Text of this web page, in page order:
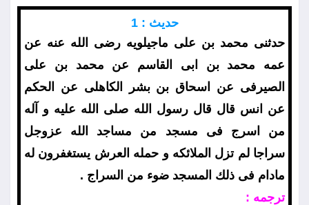
حديث : 1
حدثنى محمد بن على ماجيلويه رضى الله عنه عن
عمه محمد بن ابى القاسم عن محمد بن على
الصيرفى عن اسحاق بن بشر الكاهلى عن الحكم
عن انس قال قال رسول الله صلى الله عليه و آله
من اسرج فى مسجد من مساجد الله عزوجل
سراجا لم تزل الملائكه و حمله العرش يستغفرون له
مادام فى ذلك المسجد ضوء من السراج .
ترجمه :